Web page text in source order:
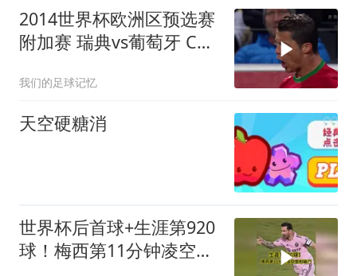
2014世界杯欧洲区预选赛
附加赛 瑞典vs葡萄牙 C罗
我们的足球记忆
天空硬糖消
世界杯后首球+生涯第920
球！梅西第11分钟凌空垫